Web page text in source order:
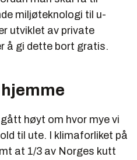
miljøteknologi til u-
utviklet av private
å gi dette bort gratis.
høyt om hvor mye vi
til ute. I klimaforliket på
at 1/3 av Norges kutt